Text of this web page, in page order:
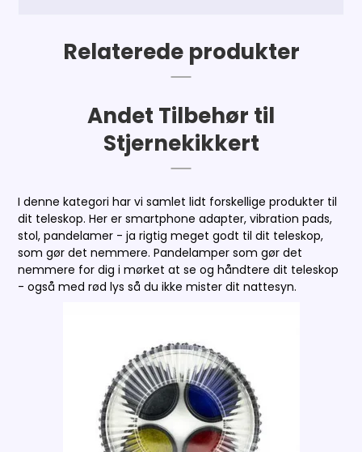
Relaterede produkter
Andet Tilbehør til
Stjernekikkert
I denne kategori har vi samlet lidt forskellige produkter til
dit teleskop. Her er smartphone adapter, vibration pads,
stol, pandelamer - ja rigtig meget godt til dit teleskop,
som gør det nemmere. Pandelamper som gør det
nemmere for dig i mørket at se og håndtere dit teleskop
- også med rød lys så du ikke mister dit nattesyn.